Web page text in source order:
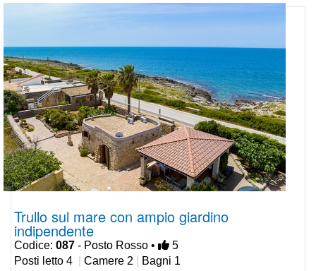
Trullo sul mare con ampio giardino
indipendente
Codice: 087 - Posto Rosso •
5
Posti letto 4
Camere 2 Bagni 1